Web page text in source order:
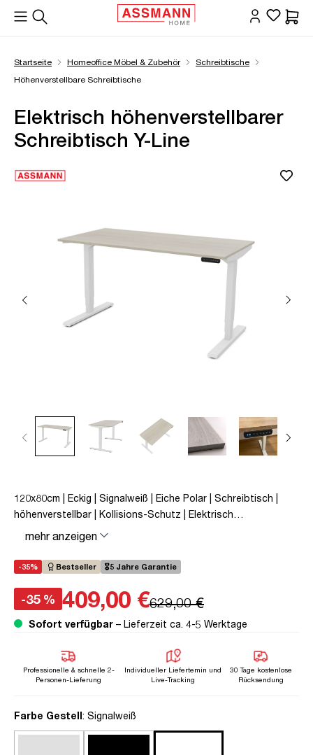
springen
Startseite Homeoffice Möbel & Zubehör
Schreibtische
Höhenverstellbare Schreibtische
Elektrisch höhenverstellbarer
Schreibtisch Y-Line
120x80cm | Eckig | Signalweiß | Eiche Polar | Schreibtisch |
höhenverstellbar | Kollisions-Schutz | Elektrisch
höhenverstellbar | Kindersicherung | Metall | Holz |
Melaminoberfläche | Beige | 5 Jahre Herstellergarantie |
unmontiert | TÜV© mobiles Arbeiten | bis zu 80 kg | Y-Line |
mehr anzeigen
-35% Bestseller 🎖️5 Jahre Garantie
-35 % 409,00 €629,00 €
Sofort verfügbar – Lieferzeit ca. 4-5 Werktage
Professionelle & schnelle 2-
Personen-Lieferung
Individueller Liefertemin und
Live-Tracking
30 Tage kostenlose
Rücksendung
Farbe Gestellauswählen
: Signalweiß